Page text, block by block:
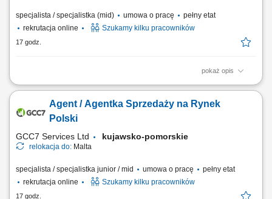
specjalista / specjalistka (mid) umowa o pracę
pełny etat
rekrutacja online
Szukamy kilku pracowników
17 godz.
pokaż opis
ZAKRES OBOWIĄZKÓW: Aktywny kontakt telefoniczny z klientami
portfolio; Sprzedaż usług związanych z finansami, w tym szkoleń z
zakresu edukacji finansowej; Budowanie relacji długotrwałych z
Agent / Agentka Sprzedaży na Rynek
Polski
GCC7 Services Ltd kujawsko-pomorskie
relokacja do: Malta
specjalista / specjalistka junior / mid umowa o pracę
pełny etat
rekrutacja online
Szukamy kilku pracowników
17 godz.